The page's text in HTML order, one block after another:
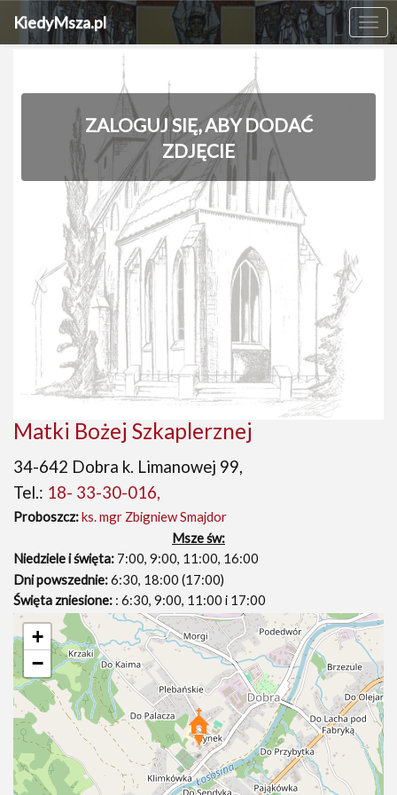
KiedyMsza.pl
ZALOGUJ SIĘ, ABY DODAĆ
ZDJĘCIE
‹ ›
Matki Bożej Szkaplerznej
34-642 Dobra k. Limanowej 99,
Tel.: 18- 33-30-016,
Proboszcz:ks. mgr Zbigniew Smajdor
Msze św:
Niedziele i święta: 7:00, 9:00, 11:00, 16:00
Dni powszednie:6:30, 18:00 (17:00)
Święta zniesione: : 6:30, 9:00, 11:00 i 17:00
+
−